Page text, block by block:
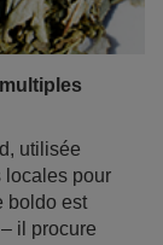
utilisée
locales pour
boldo est
il procure